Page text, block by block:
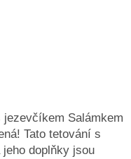
Salámkem
Tato tetování s
doplňky jsou